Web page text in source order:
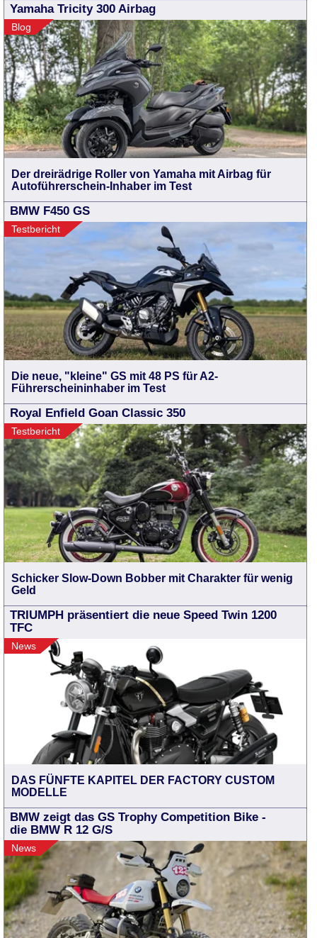
Yamaha Tricity 300 Airbag
Blog
Der dreirädrige Roller von Yamaha mit Airbag für
Autoführerschein-Inhaber im Test
BMW F450 GS
Testbericht
Die neue, "kleine" GS mit 48 PS für A2-
Führerscheininhaber im Test
Royal Enfield Goan Classic 350
Testbericht
Schicker Slow-Down Bobber mit Charakter für wenig
Geld
TRIUMPH präsentiert die neue Speed Twin 1200
TFC
News
DAS FÜNFTE KAPITEL DER FACTORY CUSTOM
MODELLE
BMW zeigt das GS Trophy Competition Bike -
die BMW R 12 G/S
News